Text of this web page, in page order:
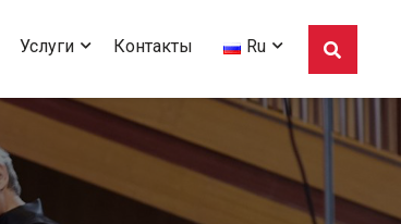
Услуги Контакты Ru